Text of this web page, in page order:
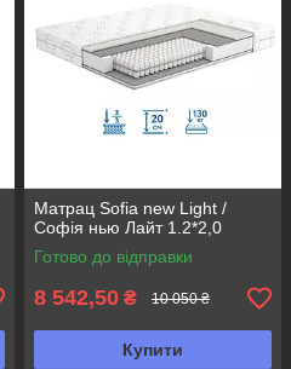
Матрац Sofia new Light /
Софія нью Лайт 1.2*2,0
Готово до відправки
8 542,50 ₴ 10 050 ₴
Купити